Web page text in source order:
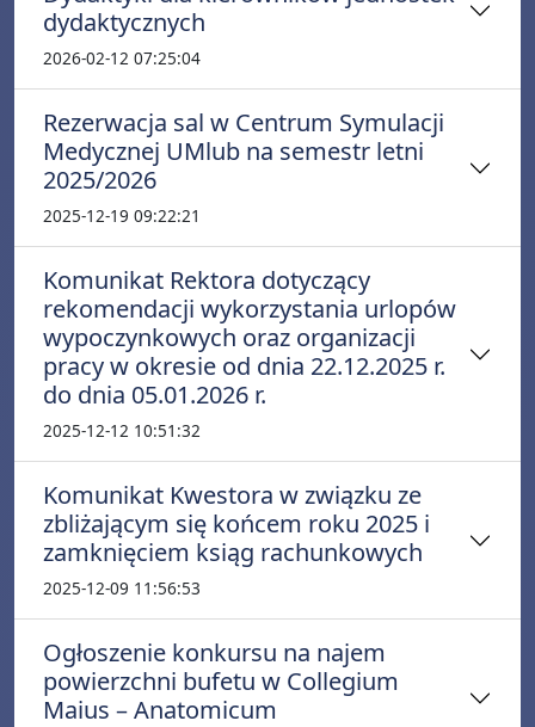
dydaktycznych
2026-02-12 07:25:04
Rezerwacja sal w Centrum Symulacji
Medycznej UMlub na semestr letni
2025/2026
2025-12-19 09:22:21
Komunikat Rektora dotyczący
rekomendacji wykorzystania urlopów
wypoczynkowych oraz organizacji
pracy w okresie od dnia 22.12.2025 r.
do dnia 05.01.2026 r.
2025-12-12 10:51:32
Komunikat Kwestora w związku ze
zbliżającym się końcem roku 2025 i
zamknięciem ksiąg rachunkowych
2025-12-09 11:56:53
Ogłoszenie konkursu na najem
powierzchni bufetu w Collegium
Maius – Anatomicum